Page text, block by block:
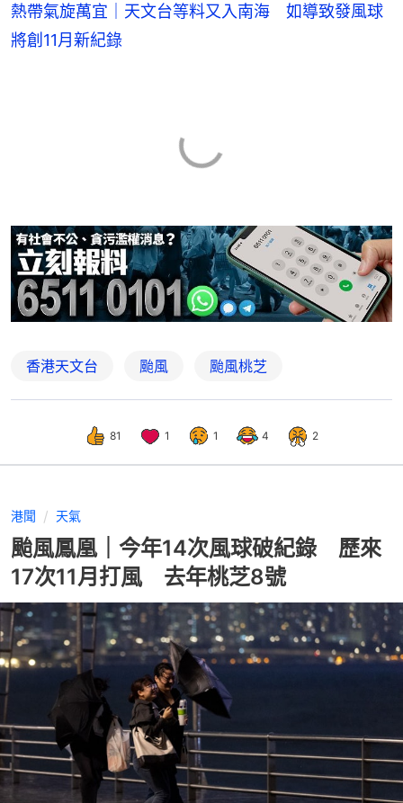
熱帶氣旋萬宜｜天文台等料又入南海 如導致發風球
將創11月新紀錄
香港天文台 颱風 颱風桃芝
81 1 1 4 2
港聞 天氣
颱風鳳凰｜今年14次風球破紀錄 歷來
17次11月打風 去年桃芝8號